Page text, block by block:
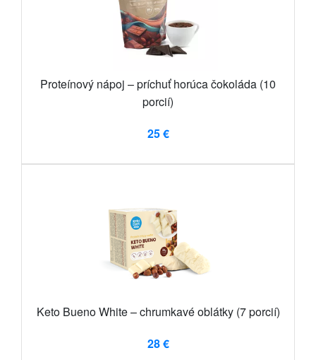
Proteínový nápoj – príchuť horúca čokoláda (10
porcií)
25 €
Keto Bueno White – chrumkavé oblátky (7 porcií)
28 €